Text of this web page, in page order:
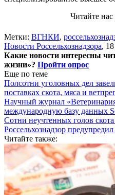
Читайте нас
Метки: ВГНКИ,
Новости Россельхознадзора,
Какие новости интересны
жизни»? Пройти опрос
Еще по теме
Полсотни уголовных дел
поставках скота, мяса и
Научный журнал
международную базу данных
Сотни неучтенных голов
Россельхознадзор
Читайте также: